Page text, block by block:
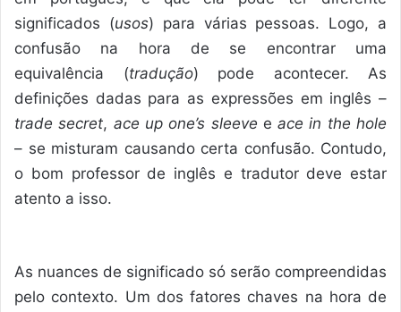
significados (usos) para várias pessoas. Logo, a
confusão na hora de se encontrar uma
equivalência (tradução) pode acontecer. As
definições dadas para as expressões em inglês –
trade secret, ace up one’s sleeve eace in the hole
– se misturam causando certa confusão. Contudo,
o bom professor de inglês e tradutor deve estar
atento a isso.
As nuances de significado só serão compreendidas
pelo contexto. Um dos fatores chaves na hora de